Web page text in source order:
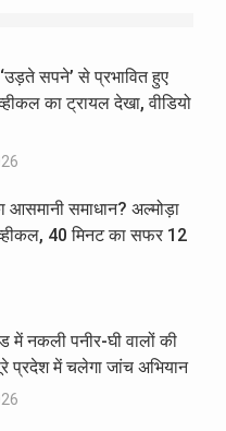
सपने’ से प्रभावित हुए
का ट्रायल देखा, वीडियो
आसमानी समाधान? अल्मोड़ा
40 मिनट का सफर 12
में नकली पनीर-घी वालों की
प्रदेश में चलेगा जांच अभियान